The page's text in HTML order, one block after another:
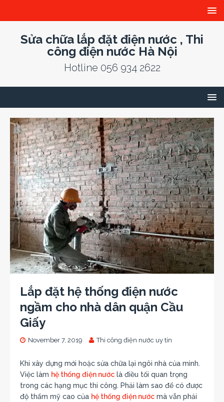
Sửa chữa lắp đặt điện nước , Thi
công điện nước Hà Nội
Hotline 056 934 2622
Lắp đặt hệ thống điện nước
ngầm cho nhà dân quận Cầu
Giấy
November 7, 2019 Thi công điện nước uy tín
Khi xây dựng mới hoặc sửa chữa lại ngôi nhà của mình.
Việc làm hệ thống điện nước là điều tối quan trọng
trong các hạng mục thi công. Phải làm sao để có được
độ thẩm mỹ cao của hệ thống điện nước mà vẫn phải